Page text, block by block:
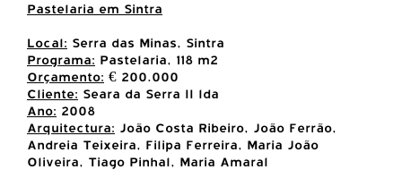
Pastelaria em Sintra
Local: Serra das Minas, Sintra
Programa: Pastelaria, 118 m2
Orçamento: € 200.000
Cliente: Seara da Serra II lda
Ano: 2008
Arquitectura: João Costa Ribeiro, João Ferrão,
Andreia Teixeira, Filipa Ferreira, Maria João
Oliveira, Tiago Pinhal, Maria Amaral